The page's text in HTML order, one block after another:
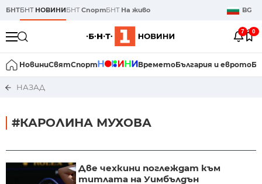
БНТБНТ НОВИНИБНТСпортБНТ На живо BG
7 0
НовиниСвятСпорт ВреметоБългария и еврото
НАЗАД
#КАРОЛИНА МУХОВА
Две чехкини поглеждат към
титлата на Уимбълдън